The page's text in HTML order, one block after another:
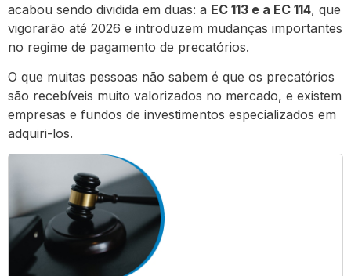
acabou sendo dividida em duas: a EC 113 e a EC 114, que
vigorarão até 2026 e introduzem mudanças importantes
no regime de pagamento de precatórios.
O que muitas pessoas não sabem é que os precatórios
são recebíveis muito valorizados no mercado, e existem
empresas e fundos de investimentos especializados em
adquiri-los.